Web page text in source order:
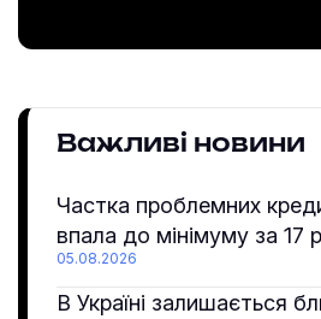
Важливі новини
Частка проблемних
впала до мінімуму за 17
05.08.2026
В Україні залишається